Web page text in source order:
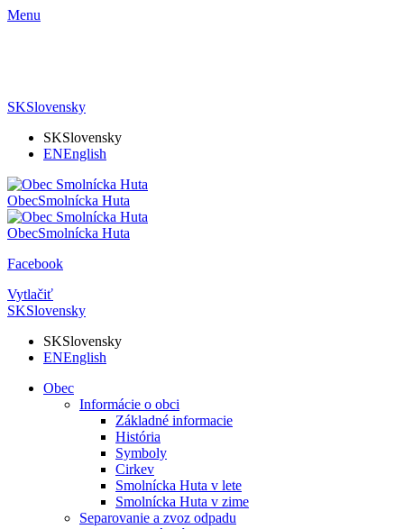
Menu
SKSlovensky
SKSlovensky
ENEnglish
ObecSmolnícka Huta
ObecSmolnícka Huta
Facebook
Vytlačiť
SKSlovensky
SKSlovensky
ENEnglish
Obec
Informácie o obci
Základné informacie
História
Symboly
Cirkev
Smolnícka Huta v lete
Smolnícka Huta v zime
Separovanie a zvoz odpadu